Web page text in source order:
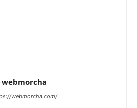
webmorcha
webmorcha.com/